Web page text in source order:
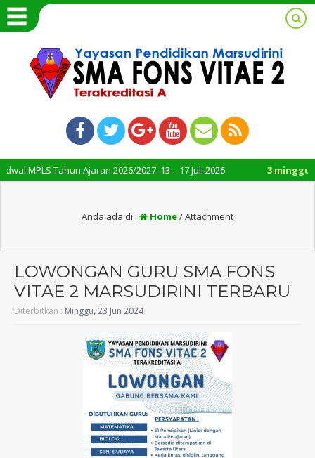
MPLS Tahun Ajaran 2026/2027: 13 – 17 Juli 2026 3 minggu
Anda ada di : Home/ Attachment
LOWONGAN GURU SMA FONS
VITAE 2 MARSUDIRINI TERBARU
Diterbitkan : Minggu, 23 Jun 2024